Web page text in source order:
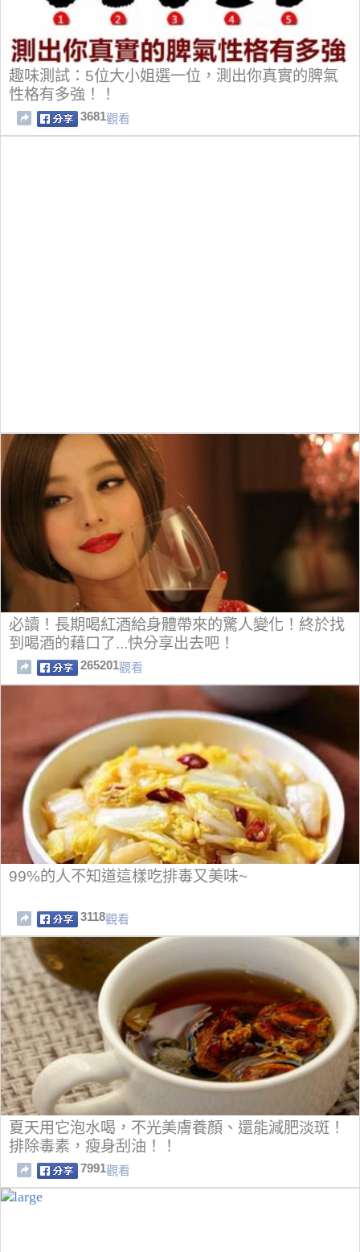
趣味測試：5位大小姐選一位，測出你真實的脾氣
性格有多強！！
3681觀看
必讀！長期喝紅酒給身體帶來的驚人變化！終於找
到喝酒的藉口了...快分享出去吧！
265201觀看
99%的人不知道這樣吃排毒又美味~
3118觀看
夏天用它泡水喝，不光美膚養顏、還能減肥淡斑！
排除毒素，瘦身刮油！！
7991觀看